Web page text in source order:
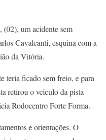
(02), um acidente sem
Cavalcanti, esquina com a
da Vitória.
teria ficado sem freio, e para
retirou o veiculo da pista
Rodocentro Forte Forma.
e orientações. O